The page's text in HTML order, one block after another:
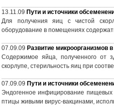
13.11.09 Пути и источники
Для получения яиц с чистой
оборудование в помещениях
07.09.09 Развитие микроорганизмов
Содержимое яйца, полученного от
скорлупе, стерильность яиц при
07.09.09 Пути и источники
Эндогенное инфицирование
птицы живыми вирус-вакцинами,